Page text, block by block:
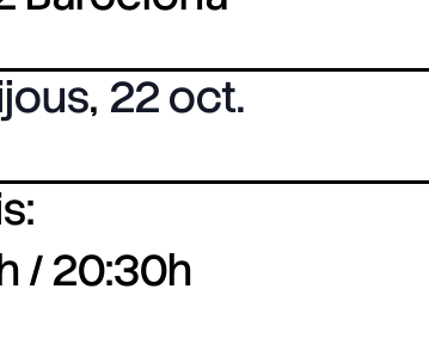
, 22 oct.
/ 20:30h